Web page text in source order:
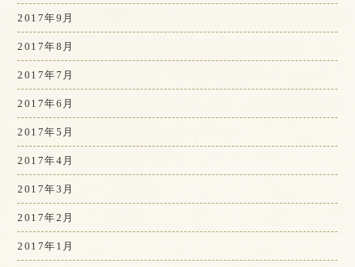
2017年9月
2017年8月
2017年7月
2017年6月
2017年5月
2017年4月
2017年3月
2017年2月
2017年1月